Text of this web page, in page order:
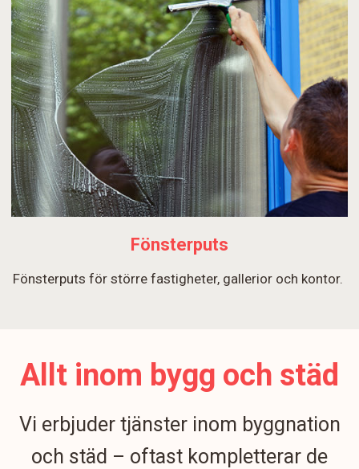
Fönsterputs
Fönsterputs för större fastigheter, gallerior och kontor.
Allt inom bygg och städ
Vi erbjuder tjänster inom byggnation
och städ – oftast kompletterar de